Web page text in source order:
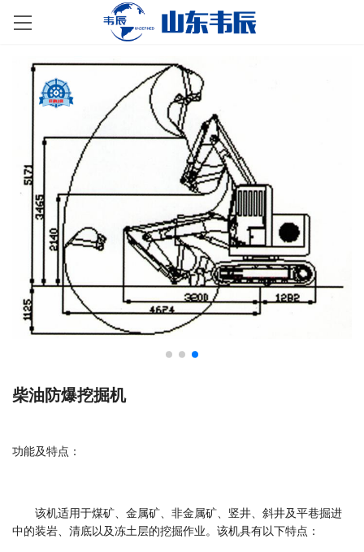
柴油防爆挖掘机
功能及特点：
该机适用于煤矿、金属矿、非金属矿、竖井、斜井及平巷掘进
中的装岩、清底以及冻土层的挖掘作业。该机具有以下特点：